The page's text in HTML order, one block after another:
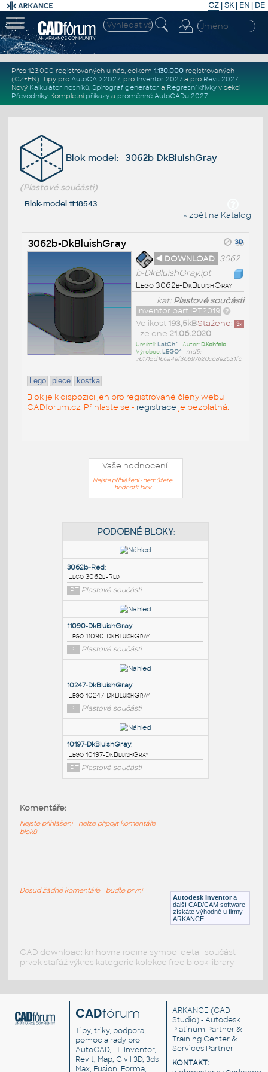
CZ | SK| EN | DE
Přes 123.000 registrovaných u nás, celkem 1.130.000registrovaných
(CZ+EN). Tipy pro AutoCAD 2027, pro Inventor 2027a pro Revit 2027.
Nový Kalkulátor nosníků, Spirograf generátor a Regresní křivkyv sekci
Převodníky. Kompletní příkazya proměnné AutoCADu 2027.
Blok-model: 3062b-DkBluishGray
(Plastové součásti)
Blok-model #18543
« zpět na Katalog
3062b-DkBluishGray
◄ DOWNLOAD 3062
b-DkBluishGray.ipt
Lego 3062b-DkBluishGray
kat:Plastové součásti
Inventor part IPT2019
Staženo: 3x
Velikost 193,5kB
• ze dne 21.06.2020
Umístil: LatCh^ • Autor: D.Kohfeld•
Výrobce: LEGO^ • md5:
761715d160a4ef36697620cc8e2031fc
Lego piece kostka
Blok je k dispozici jen pro registrované členy webu
CADforum.cz. Přihlaste se - registrace je bezplatná.
Vaše hodnocení:
Nejste přihlášeni - nemůžete
hodnotit blok
PODOBNÉ BLOKY
3062b-Red:
Lego 3062b-Red
IPT Plastové součásti
11090-DkBluishGray:
Lego 11090-DkBluishGray
IPT
Plastové součásti
Lego 10197-DkBluishGray
Autodesk Inventor a
další CAD/CAM software
získáte výhodně u firmy
ARKANCE
Komentáře:
Nejste přihlášeni - nelze připojit komentáře
bloků
Dosud žádné komentáře - buďte první
CAD download: knihovna rodina symbol detail součást
prvek stafáž výkres kategorie kolekce free block library
CADfórum
Tipy, triky, podpora,
pomoc a rady pro
AutoCAD, LT, Inventor,
Revit, Map, Civil 3D, 3ds
Max, Fusion, Forma,
ARKANCE (CAD
Studio) - Autodesk
Platinum Partner &
Training Center &
Services Partner
KONTAKT: